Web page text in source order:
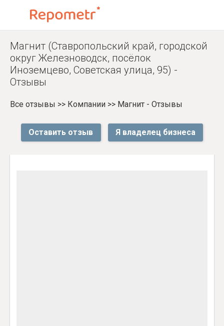
Магнит (Ставропольский край, городской
округ Железноводск, посёлок
Иноземцево, Советская улица, 95) -
Отзывы
Все отзывы >> Компании >> Магнит - Отзывы
Оставить отзыв Я владелец бизнеса